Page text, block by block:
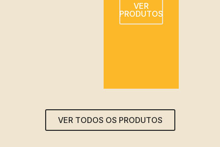
VER
PRODUTOS
VER TODOS OS PRODUTOS